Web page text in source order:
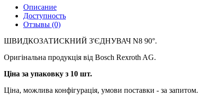
Описание
Доступность
Отзывы (0)
ШВИДКОЗАТИСКНИЙ З'ЄДНУВАЧ N8 90°.
Оригінальна продукція від Bosch Rexroth AG.
Ціна за упаковку з 10 шт.
Ціна, можлива конфігурація, умови поставки - за запитом.